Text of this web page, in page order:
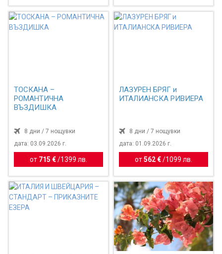
ТОСКАНА –
РОМАНТИЧНА
ВЪЗДИШКА
8 дни / 7 нощувки
дата: 03.09.2026 г.
от 715 € / 1399 лв.
ЛАЗУРЕН БРЯГ и
ИТАЛИАНСКА РИВИЕРА
8 дни / 7 нощувки
дата: 01.09.2026 г.
от562 €/ 1099 лв.